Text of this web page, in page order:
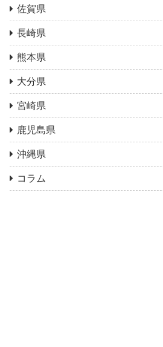
佐賀県
長崎県
熊本県
大分県
宮崎県
鹿児島県
沖縄県
コラム